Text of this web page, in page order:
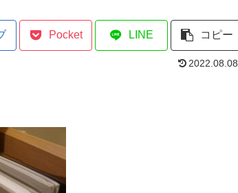
Pocket LINE コピー
2022.08.08